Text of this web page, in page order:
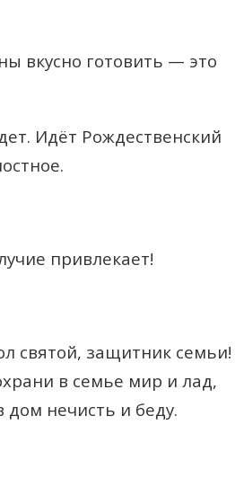
вкусно готовить — это
Идёт Рождественский
привлекает!
святой, защитник семьи!
в семье мир и лад,
дом нечисть и беду.